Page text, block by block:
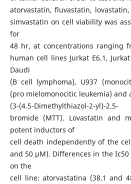
atorvastatin, fluvastatin,
simvastatin on cell viability was
for
48 hr, at concentrations ranging
human cell lines Jurkat E6.1,
Daudi
(B cell lymphoma), U937
(pro mielomonocitic leukemia) and
(3-(4.5-Dimethylthiazol-2-yl)-
bromide (MTT). Lovastatin and
potent inductors of
cell death independently of the
and 50 μM). Differences in the
on the
cell line: atorvastatina (38.1 and